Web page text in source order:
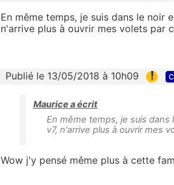
En même temps, je suis dans le noir
n'arrive plus à ouvrir mes volets par
Publié le 13/05/2018 à 10h09 !
Maurice a écrit
En même temps, je suis
v7, n'arrive plus à ouvrir mes
Wow j'y pensé même plus à cette